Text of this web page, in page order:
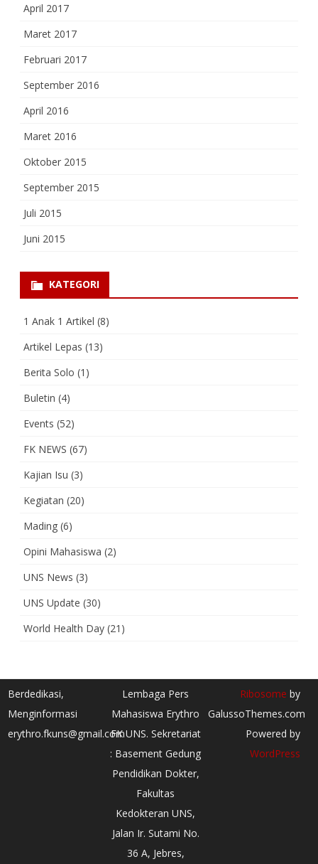
April 2017
Maret 2017
Februari 2017
September 2016
April 2016
Maret 2016
Oktober 2015
September 2015
Juli 2015
Juni 2015
KATEGORI
1 Anak 1 Artikel (8)
Artikel Lepas (13)
Berita Solo (1)
Buletin (4)
Events (52)
FK NEWS (67)
Kajian Isu (3)
Kegiatan (20)
Mading (6)
Opini Mahasiswa (2)
UNS News (3)
UNS Update (30)
World Health Day (21)
Berdedikasi,
Menginformasi
erythro.fkuns@gmail.com
Lembaga Pers
Mahasiswa Erythro
FK UNS. Sekretariat
: Basement Gedung
Pendidikan Dokter,
Fakultas
Kedokteran UNS,
Jalan Ir. Sutami No.
36 A, Jebres,
Ribosome by
GalussoThemes.com
Powered by
WordPress